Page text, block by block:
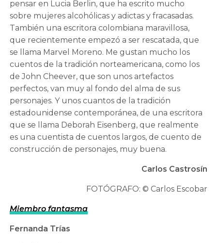
pensar en Lucia Berlin, que ha escrito mucho
sobre mujeres alcohólicas y adictas y fracasadas.
También una escritora colombiana maravillosa,
que recientemente empezó a ser rescatada, que
se llama Marvel Moreno. Me gustan mucho los
cuentos de la tradición norteamericana, como los
de John Cheever, que son unos artefactos
perfectos, van muy al fondo del alma de sus
personajes. Y unos cuantos de la tradición
estadounidense contemporánea, de una escritora
que se llama Deborah Eisenberg, que realmente
es una cuentista de cuentos largos, de cuento de
construcción de personajes, muy buena.
Carlos Castrosín
FOTÓGRAFO: © Carlos Escobar
Miembro fantasma
Fernanda Trías